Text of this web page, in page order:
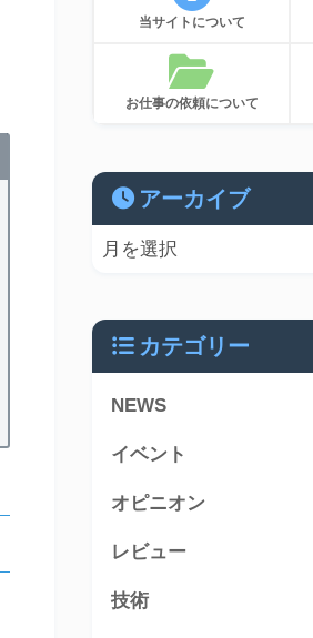
当サイトについて
お仕事の依頼について
アーカイブ
カテゴリー
NEWS
イベント
オピニオン
レビュー
技術